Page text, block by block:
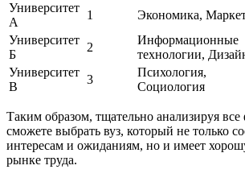
Университет
А
1 Экономика,
Университет
Б
2
Информационные
технологии,
Университет
В
3
Психология,
Социология
Таким образом, тщательно анализируя
сможете выбрать вуз, который не только
интересам и ожиданиям, но и имеет
рынке труда.